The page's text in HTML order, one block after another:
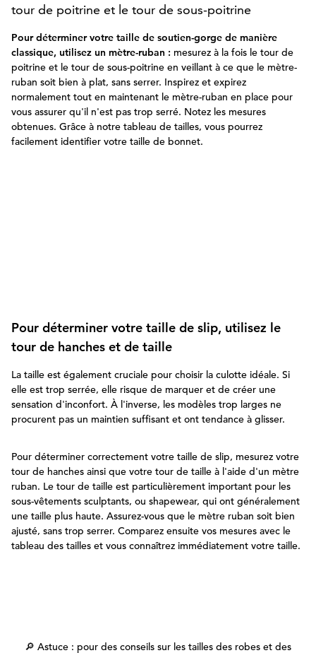
tour de poitrine et le tour de sous-poitrine
Pour déterminer votre taille de soutien-gorge de manière
classique, utilisez un mètre-ruban : mesurez à la fois le tour de
poitrine et le tour de sous-poitrine en veillant à ce que le mètre-
ruban soit bien à plat, sans serrer. Inspirez et expirez
normalement tout en maintenant le mètre-ruban en place pour
vous assurer qu'il n'est pas trop serré. Notez les mesures
obtenues. Grâce à notre tableau de tailles, vous pourrez
facilement identifier votre taille de bonnet.
Pour déterminer votre taille de slip, utilisez le
tour de hanches et de taille
La taille est également cruciale pour choisir la culotte idéale. Si
elle est trop serrée, elle risque de marquer et de créer une
sensation d'inconfort. À l'inverse, les modèles trop larges ne
procurent pas un maintien suffisant et ont tendance à glisser.
Pour déterminer correctement votre taille de slip, mesurez votre
tour de hanches ainsi que votre tour de taille à l'aide d'un mètre
ruban. Le tour de taille est particulièrement important pour les
sous-vêtements sculptants, ou shapewear, qui ont généralement
une taille plus haute. Assurez-vous que le mètre ruban soit bien
ajusté, sans trop serrer. Comparez ensuite vos mesures avec le
tableau des tailles et vous connaîtrez immédiatement votre taille.
🔎 Astuce : pour des conseils sur les tailles des robes et des